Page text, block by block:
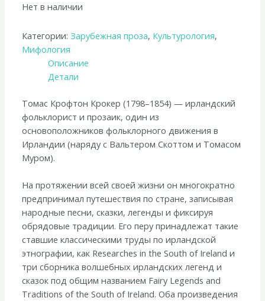
Нет в наличии
Категории:Зарубежная проза, Культурология,
Мифология
Описание
Детали
Томас Крофтон Крокер (1798–1854) — ирландский
фольклорист и прозаик, один из
основоположников фольклорного движения в
Ирландии (наряду с Вальтером Скоттом и Томасом
Муром).
На протяжении всей своей жизни он многократно
предпринимал путешествия по стране, записывая
народные песни, сказки, легенды и фиксируя
обрядовые традиции. Его перу принадлежат такие
ставшие классическими труды по ирландской
этнографии, как Researches in the South of Ireland и
три сборника волшебных ирландских легенд и
сказок под общим названием Fairy Legends and
Traditions of the South of Ireland. Оба произведения